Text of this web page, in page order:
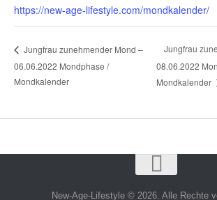
https://new-age-lifestyle.com/mondkalender/
Jungfrau zunehmender Mond –
06.06.2022 Mondphase /
Mondkalender
Jungfrau
08.06.2022
Mondkalender
New-Age-Lifestyle © 2026. Alle Rechte